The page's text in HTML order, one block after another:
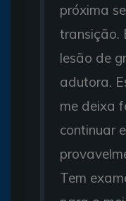
próxima
transição.
lesão de
adutora.
me deixa
continuar
Tem